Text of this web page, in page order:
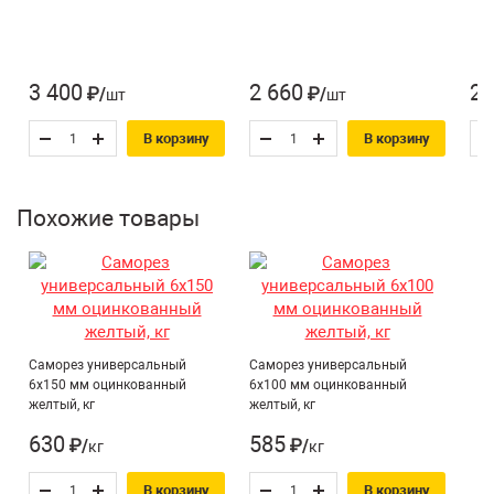
Назначение*: Для дерева,
Универсальный
3 400 ₽/шт
В корзину
2 660 ₽/шт
В корзину
2
Похожие товары
Саморез универсальный
6х150 мм оцинкованный
желтый, кг
630 ₽/кг
В корзину
Саморез универсальный
6х100 мм оцинкованный
желтый, кг
585 ₽/кг
В корзину